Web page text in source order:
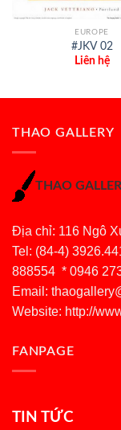
EUROPE
#JKV 02
Liên hệ
THAO GALLERY
THAO
Địa chỉ: 116 Ngô
Tel: (84-4)
888554 * 0946
Email:
Website: http://
FANPAGE
TIN TỨC